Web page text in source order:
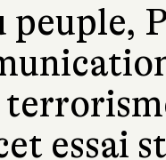
peuple,
essai